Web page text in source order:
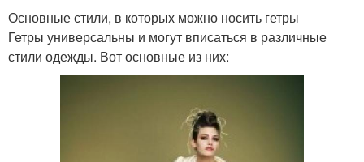
Основные стили, в которых можно носить гетры
Гетры универсальны и могут вписаться в различные
стили одежды. Вот основные из них: